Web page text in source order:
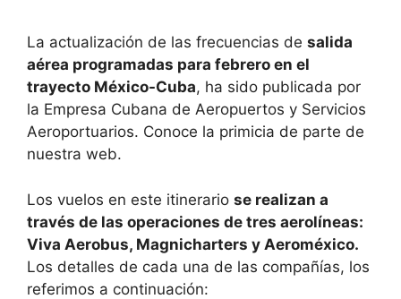
La actualización de las frecuencias de salida
aérea programadas para febrero en el
trayecto México-Cuba, ha sido publicada por
la Empresa Cubana de Aeropuertos y Servicios
Aeroportuarios. Conoce la primicia de parte de
nuestra web.
Los vuelos en este itinerario se realizan a
través de las operaciones de tres aerolíneas:
Viva Aerobus, Magnicharters y Aeroméxico.
Los detalles de cada una de las compañías, los
referimos a continuación: